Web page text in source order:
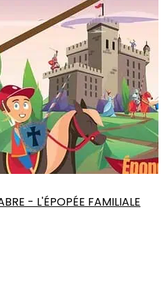
- L'ÉPOPÉE FAMILIALE